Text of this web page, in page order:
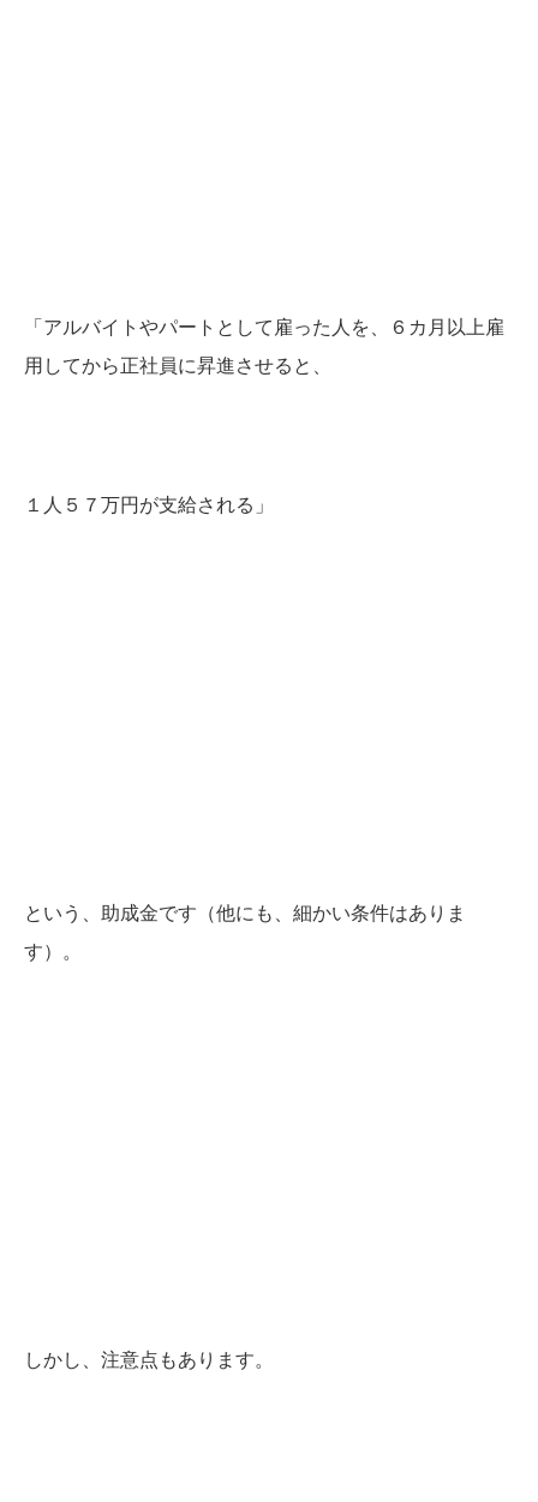
「アルバイトやパートとして雇った人を、６カ月以上雇
用してから正社員に昇進させると、
１人５７万円が支給される」
という、助成金です（他にも、細かい条件はありま
す）。
しかし、注意点もあります。